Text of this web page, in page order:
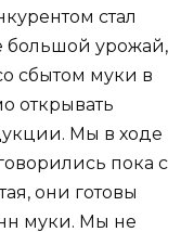
стал
большой урожай,
сбытом муки в
открывать
Мы в ходе
пока с
они готовы
муки. Мы не